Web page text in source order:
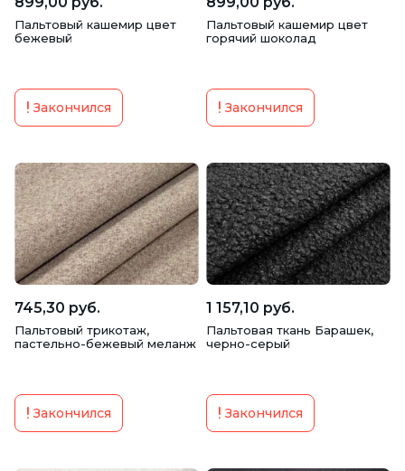
Пальтовый кашемир цвет
бежевый
Закончился
Пальтовый кашемир цвет
горячий шоколад
Закончился
745,30 руб.
Пальтовый трикотаж,
пастельно-бежевый меланж
Закончился
1 157,10 руб.
Пальтовая ткань Барашек,
черно-серый
Закончился